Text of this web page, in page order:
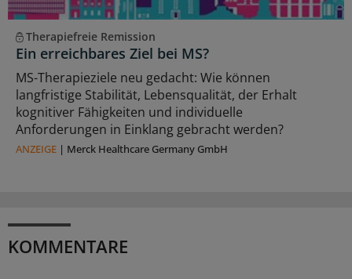
Therapiefreie Remission
Ein erreichbares Ziel bei MS?
MS-Therapieziele neu gedacht: Wie können
langfristige Stabilität, Lebensqualität, der Erhalt
kognitiver Fähigkeiten und individuelle
Anforderungen in Einklang gebracht werden?
ANZEIGE | Merck Healthcare Germany GmbH
KOMMENTARE